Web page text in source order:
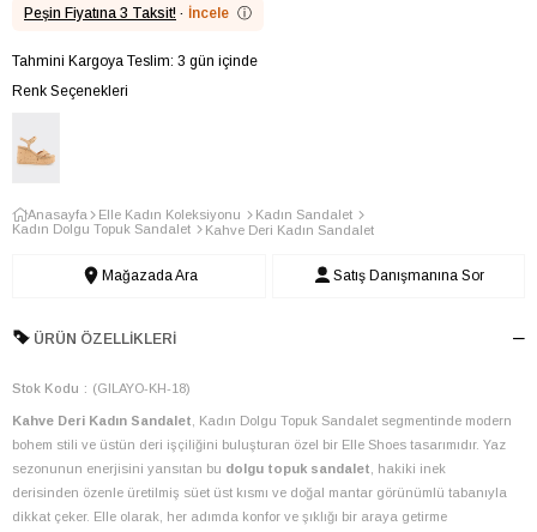
Peşin Fiyatına 3 Taksit! · İncele ⓘ
Tahmini Kargoya Teslim: 3 gün içinde
Renk Seçenekleri
Anasayfa Elle Kadın Koleksiyonu
Kadın Sandalet
Kadın Dolgu Topuk Sandalet
Kahve Deri Kadın Sandalet
Mağazada Ara Satış Danışmanına Sor
ÜRÜN ÖZELLIKLERI
Stok Kodu (GILAYO-KH-18)
Kahve Deri Kadın Sandalet , Kadın Dolgu Topuk Sandalet segmentinde modern
bohem stili ve üstün deri işçiliğini buluşturan özel bir Elle Shoes tasarımıdır. Yaz
sezonunun enerjisini yansıtan bu dolgu topuk sandalet , hakiki inek
derisinden özenle üretilmiş süet üst kısmı ve doğal mantar görünümlü tabanıyla
dikkat çeker. Elle olarak, her adımda konfor ve şıklığı bir araya getirme